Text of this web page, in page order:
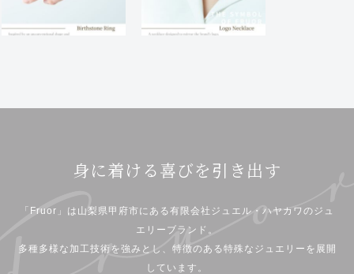
身に着ける喜びを引き出す
「Fruor」は山梨県甲府市にある有限会社ジュエル・ハヤカワのジュ
エリーブランド。
多種多様な加工技術を強みとし、特徴のある特殊なジュエリーを展開
しています。